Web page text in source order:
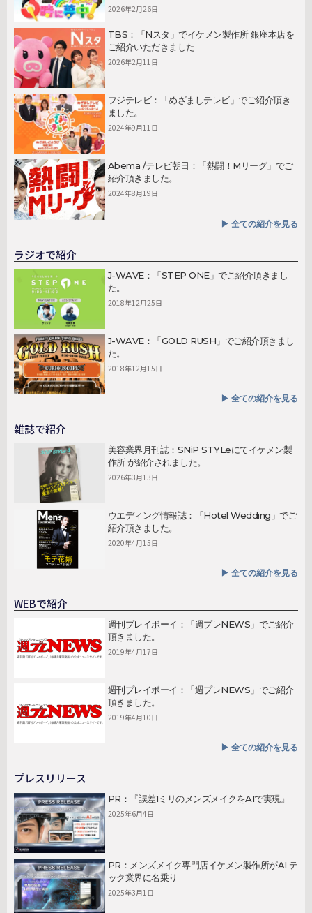
2026年2月26日
TBS：「Nスタ」でイケメン製作所 銀座本店を
ご紹介いただきました
2026年2月11日
フジテレビ：「めざましテレビ」でご紹介頂き
ました。
2024年9月11日
Abema /テレビ朝日：「熱闘！Mリーグ」でご
紹介頂きました。
2024年8月19日
▶︎ 全ての紹介を見る
ラジオで紹介
J-WAVE：「STEP ONE」でご紹介頂きまし
た。
2018年12月25日
J-WAVE：「GOLD RUSH」でご紹介頂きまし
た。
2018年12月15日
▶︎ 全ての紹介を見る
雑誌で紹介
美容業界月刊誌：SNiP STYLeにてイケメン製
作所 が紹介されました。
2026年3月13日
ウエディング情報誌：「Hotel Wedding」でご
紹介頂きました。
2020年4月15日
▶︎ 全ての紹介を見る
WEBで紹介
週刊プレイボーイ：「週プレNEWS」でご紹介
頂きました。
2019年4月17日
週刊プレイボーイ：「週プレNEWS」でご紹介
頂きました。
2019年4月10日
▶︎ 全ての紹介を見る
プレスリリース
PR：『誤差1ミリのメンズメイクをAIで実現』
2025年6月4日
PR：メンズメイク専門店イケメン製作所がAI テ
ック業界に名乗り
2025年3月1日